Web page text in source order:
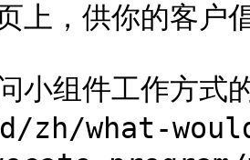
上，供你的客户
小组件工作方
zh/what-